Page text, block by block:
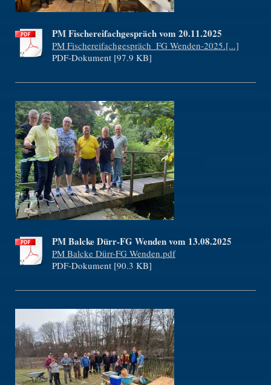
PM Fischereifachgespräch vom 20.11.2025
PM Fischereifachgespräch_FG Wenden-2025.[...]
PDF-Dokument [97.9 KB]
PM Balcke Dürr-FG Wenden vom 13.08.2025
PM Balcke Dürr-FG Wenden.pdf
PDF-Dokument [90.3 KB]